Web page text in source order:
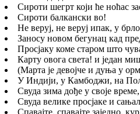
Сироти шегрт који ће ноћас
Сироти балкански во!
Не веруј, не веруј ипак, у
Заносу новом бегунац кад
Просјаку коме старом што
Карту овога света! и један
(Марта је девојче и дуња у
У Индији, у Камбоджи, на
Свуда зима дође у своје време,
Свуда велике просјаке и
Спавајте, спавајте заједно,